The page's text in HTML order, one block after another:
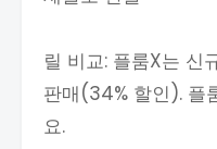
릴 비교: 플룸X는 신
판매(34% 할인). 플
요.